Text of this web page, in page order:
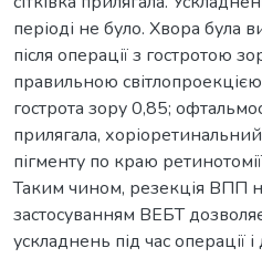
періоді не було. Хвора була
після операції з гостротою
правильною
гострота зору 0,85;
прилягала,
пігменту по краю
Таким чином, резекція ВПП на
застосуванням ВЕБТ
ускладнень під час операції